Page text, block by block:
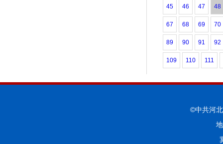
45 46 47 48
67 68 69 70
89 90 91 92
109 110 111
©中共河